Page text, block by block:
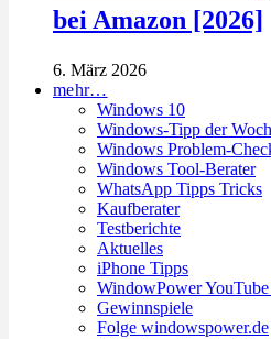
bei Amazon [2026]
6. März 2026
mehr…
Windows 10
Windows-Tipp der
Windows Problem-
Windows Tool-Berater
WhatsApp Tipps Tricks
Kaufberater
Testberichte
Aktuelles
iPhone Tipps
WindowPower
Gewinnspiele
Folge windowspower.de